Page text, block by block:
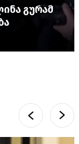
გურამ